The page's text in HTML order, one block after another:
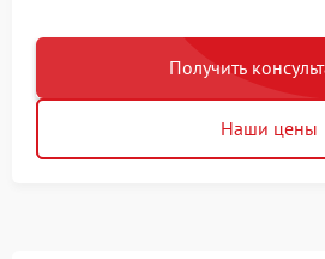
Получить
Наши цены